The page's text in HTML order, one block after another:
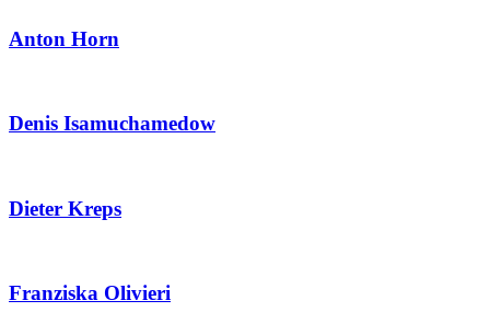
Anton Horn
Denis Isamuchamedow
Dieter Kreps
Franziska Olivieri